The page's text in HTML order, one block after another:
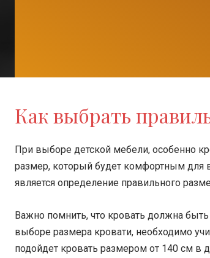
Как выбрать
При выборе детской мебели, особенно
размер, который будет комфортным
является определение правильного
Важно помнить, что кровать должна
выборе размера кровати, необходимо
подойдет кровать размером от 140 см в